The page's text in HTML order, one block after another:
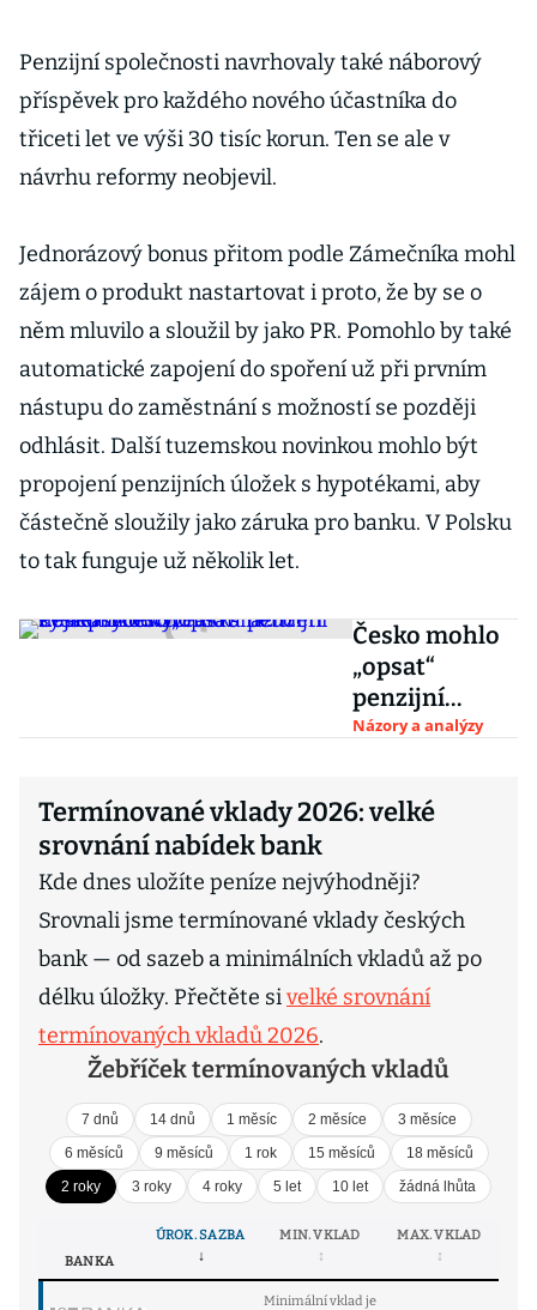
Penzijní společnosti navrhovaly také náborový
příspěvek pro každého nového účastníka do
třiceti let ve výši 30 tisíc korun. Ten se ale v
návrhu reformy neobjevil.
Jednorázový bonus přitom podle Zámečníka mohl
zájem o produkt nastartovat i proto, že by se o
něm mluvilo a sloužil by jako PR. Pomohlo by také
automatické zapojení do spoření už při prvním
nástupu do zaměstnání s možností se později
odhlásit. Další tuzemskou novinkou mohlo být
propojení penzijních úložek s hypotékami, aby
částečně sloužily jako záruka pro banku. V Polsku
to tak funguje už několik let.
Česko mohlo
„opsat“
penzijní
systémy od
vybralo si až
cestu
Názory a analýzy
Termínované vklady 2026: velké
srovnání nabídek bank
Kde dnes uložíte peníze nejvýhodněji?
Srovnali jsme termínované vklady českých
bank — od sazeb a minimálních vkladů až po
délku úložky. Přečtěte sivelké srovnání
termínovaných vkladů 2026.
Žebříček termínovaných vkladů
7 dnů 14 dnů 1 měsíc 2 měsíce
3 měsíce
6 měsíců
9 měsíců 1 rok 15 měsíců
18 měsíců
2 roky
3 roky 4 roky 5 let 10 let žádná lhůta
BANKA
ÚROK. SAZBA MIN. VKLAD MAX. VKLAD
Minimální vklad je